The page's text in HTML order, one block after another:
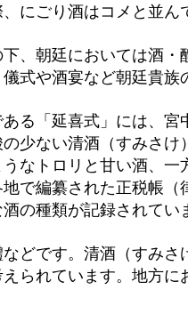
にごり酒はコメと並ん
、朝廷においては酒
式や酒宴など朝廷貴族
る「延喜式」には、
少ない清酒（すみさ
なトロリと甘い酒、
で編纂された正税帳
の種類が記録されてい
どです。清酒（すみさ
られています。地方